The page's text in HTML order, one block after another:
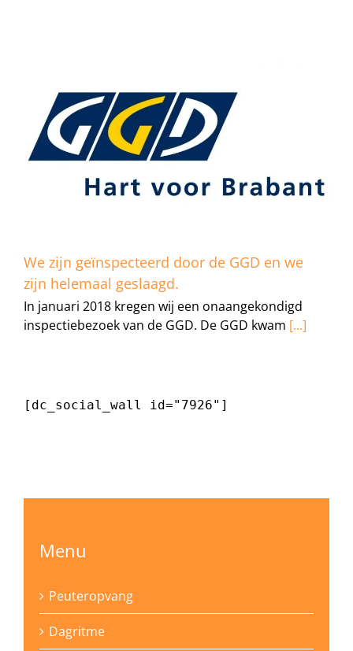
We zijn geïnspecteerd door de GGD en we
zijn helemaal geslaagd.
In januari 2018 kregen wij een onaangekondigd
inspectiebezoek van de GGD. De GGD kwam [...]
[dc_social_wall id="7926"]
Menu
Peuteropvang
Dagritme